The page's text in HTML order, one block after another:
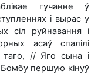
гучанне ў
і вырас у
сіл руйнавання i
асаў спалілі
таго, // Яго сына i
першую кінуў